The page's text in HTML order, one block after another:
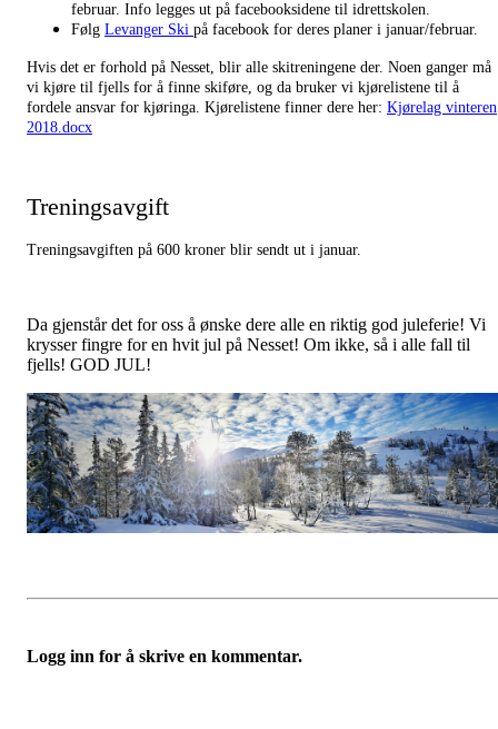
februar. Info legges ut på facebooksidene til idrettskolen.
Følg Levanger Ski på facebook for deres planer i januar/februar.
Hvis det er forhold på Nesset, blir alle skitreningene der. Noen ganger må
vi kjøre til fjells for å finne skiføre, og da bruker vi kjørelistene til å
fordele ansvar for kjøringa. Kjørelistene finner dere her: Kjørelag vinteren
2018.docx
Treningsavgift
Treningsavgiften på 600 kroner blir sendt ut i januar.
Da gjenstår det for oss å ønske dere alle en riktig god juleferie! Vi
krysser fingre for en hvit jul på Nesset! Om ikke, så i alle fall til
fjells! GOD JUL!
Logg inn for å skrive en kommentar.